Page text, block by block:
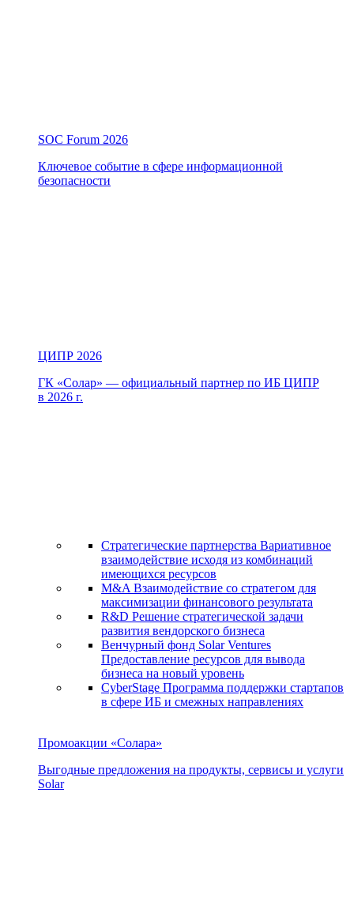
SOC Forum 2026
Ключевое событие в сфере информационной
безопасности
ЦИПР 2026
ГК «Солар» — официальный партнер по ИБ ЦИПР
в 2026 г.
Стратегические партнерства Вариативное
взаимодействие исходя из комбинаций
имеющихся ресурсов
M&A Взаимодействие со стратегом для
максимизации финансового результата
R&D Решение стратегической задачи
развития вендорского бизнеса
Венчурный фонд Solar Ventures
Предоставление ресурсов для вывода
бизнеса на новый уровень
CyberStage Программа поддержки стартапов
в сфере ИБ и смежных направлениях
Промоакции «Солара»
Выгодные предложения на продукты, сервисы и услуги
Solar